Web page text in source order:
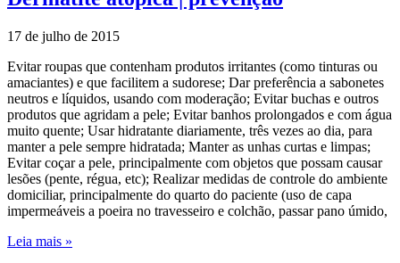
17 de julho de 2015
Evitar roupas que contenham produtos irritantes (como tinturas ou
amaciantes) e que facilitem a sudorese; Dar preferência a sabonetes
neutros e líquidos, usando com moderação; Evitar buchas e outros
produtos que agridam a pele; Evitar banhos prolongados e com água
muito quente; Usar hidratante diariamente, três vezes ao dia, para
manter a pele sempre hidratada; Manter as unhas curtas e limpas;
Evitar coçar a pele, principalmente com objetos que possam causar
lesões (pente, régua, etc); Realizar medidas de controle do ambiente
domiciliar, principalmente do quarto do paciente (uso de capa
impermeáveis a poeira no travesseiro e colchão, passar pano úmido,
Leia mais »